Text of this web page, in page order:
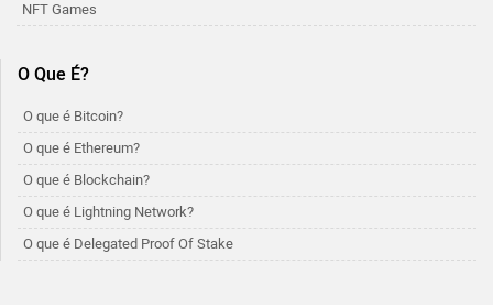
NFT Games
O Que É?
O que é Bitcoin?
O que é Ethereum?
O que é Blockchain?
O que é Lightning Network?
O que é Delegated Proof Of Stake